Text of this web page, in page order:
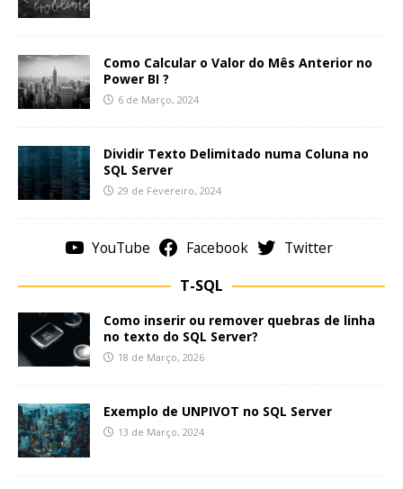
Como Calcular o Valor do Mês Anterior no
Power BI ?
6 de Março, 2024
Dividir Texto Delimitado numa Coluna no
SQL Server
29 de Fevereiro, 2024
YouTube Facebook
Twitter
T-SQL
Como inserir ou remover quebras de linha
no texto do SQL Server?
18 de Março, 2026
Exemplo de UNPIVOT no SQL Server
13 de Março, 2024